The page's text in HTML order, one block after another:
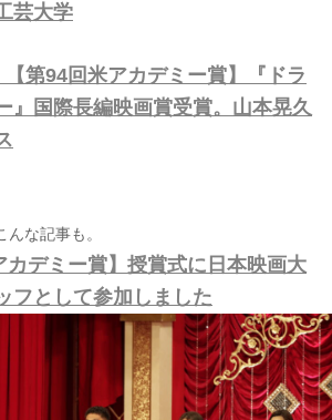
芸大学
【第94回米アカデミー賞】『ドラ
』国際長編映画賞受賞。山本晃久
な記事も。
カデミー賞】授賞式に日本映画大
フとして参加しました